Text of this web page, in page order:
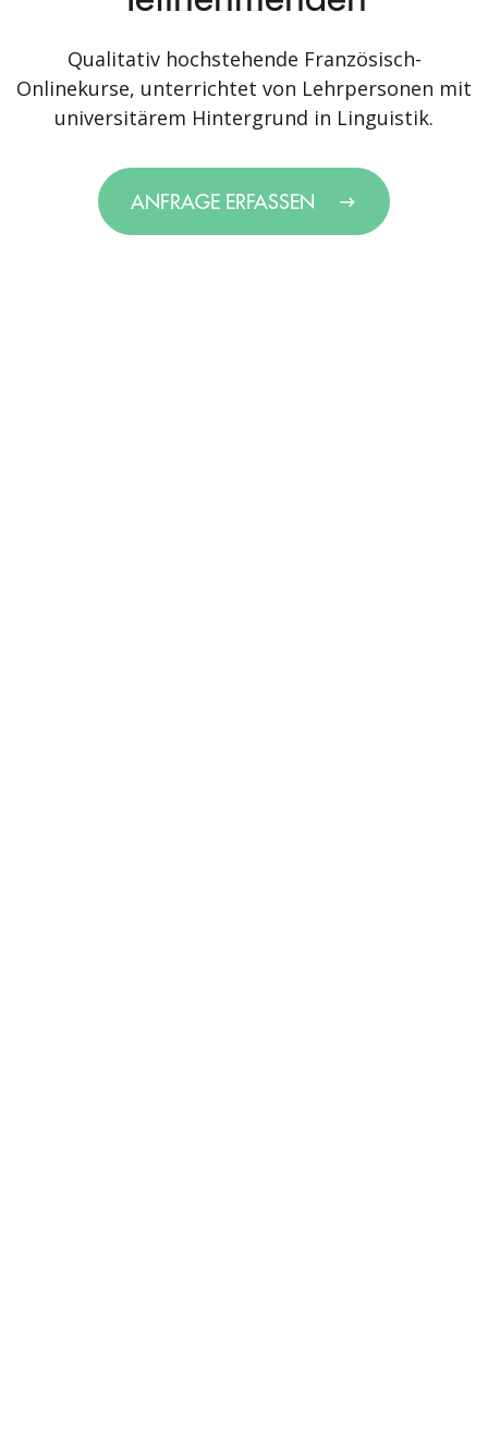
Qualitativ hochstehende Französisch-
Onlinekurse, unterrichtet von Lehrpersonen mit
universitärem Hintergrund in Linguistik.
ANFRAGE ERFASSEN